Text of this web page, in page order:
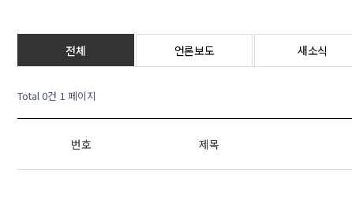
전체 언론보도 새소식
Total 0건 1 페이지
번호 제목